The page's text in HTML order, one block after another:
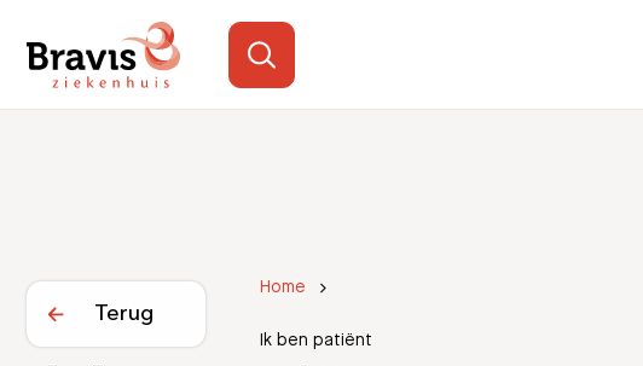
Home
Ik ben patiënt
Terug